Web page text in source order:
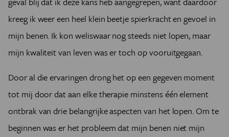
kreeg ik weer een heel klein beetje spierkracht en gevoel in
mijn benen. Ik kon weliswaar nog steeds niet lopen, maar
mijn kwaliteit van leven was er toch op vooruitgegaan.
Door al die ervaringen drong het op een gegeven moment
tot mij door dat aan elke therapie minstens één element
ontbrak van drie belangrijke aspecten van het lopen. Om te
beginnen was er het probleem dat mijn benen niet mijn